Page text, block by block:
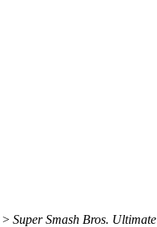
> Super Smash Bros. Ultimate